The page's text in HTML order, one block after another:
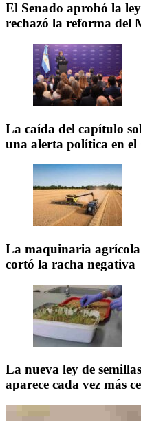
El Senado aprobó la
rechazó la reforma del
La caída del capítulo
una alerta política en el
La maquinaria
cortó la racha negativa
La nueva ley de
aparece cada vez más